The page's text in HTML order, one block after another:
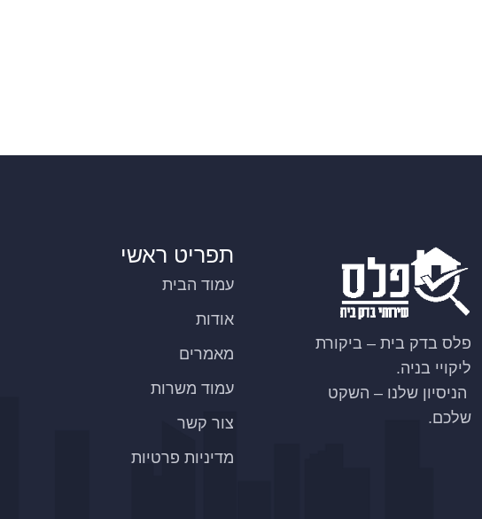
פלס בדק בית – ביקורת
ליקויי בניה.
הניסיון שלנו – השקט
שלכם.
תפריט ראשי
עמוד הבית
אודות
מאמרים
עמוד משרות
צור קשר
מדיניות פרטיות